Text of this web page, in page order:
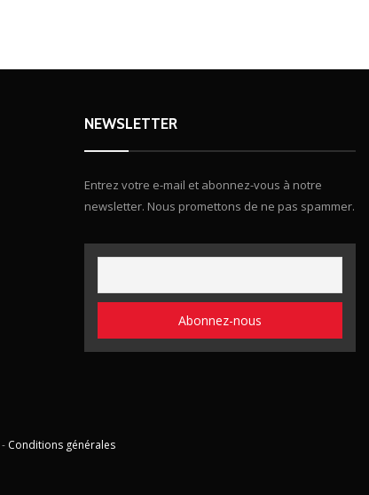
NEWSLETTER
Entrez votre e-mail et abonnez-vous à notre
newsletter. Nous promettons de ne pas spammer.
- Conditions générales